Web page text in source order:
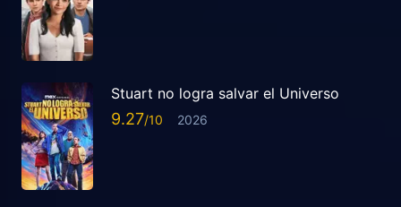
Stuart no logra salvar el Universo
9.27 2026